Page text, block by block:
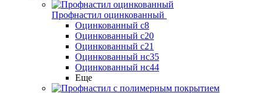
Профнастил оцинкованный
Оцинкованный с8
Оцинкованный с20
Оцинкованный с21
Оцинкованный нс35
Оцинкованный нс44
Еще